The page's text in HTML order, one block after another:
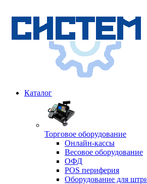
Каталог
Торговое оборудование
Онлайн-кассы
Весовое оборудование
ОФД
POS периферия
Оборудование для